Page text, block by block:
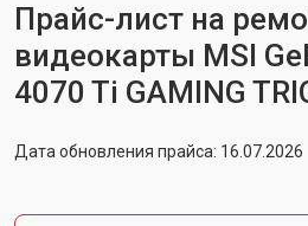
Прайс-лист на
видеокарты MSI
4070 Ti GAMING
Дата обновления прайса: 16.07.2026